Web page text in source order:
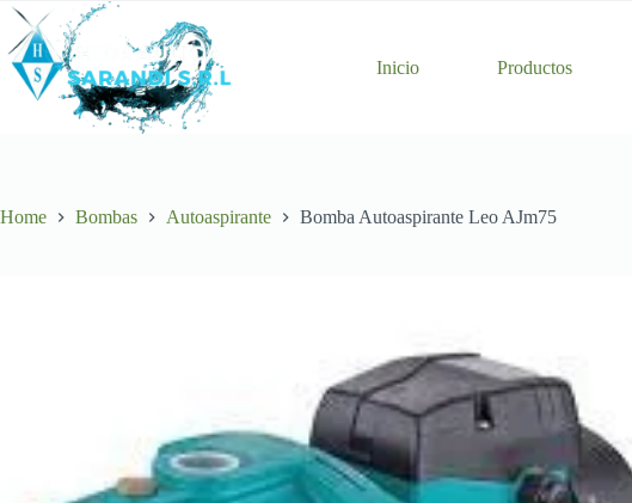
Skip
content
Inicio Productos
Home Bombas Autoaspirante Bomba Autoaspirante Leo AJm75